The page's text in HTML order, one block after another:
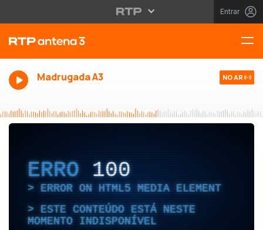
Entrar
Madrugada A3 NO AR
ERRO 100
ERROR ON HTML5 MEDIA ELEMENT
ESTE CONTEÚDO ESTÁ NESTE
MOMENTO INDISPONÍVEL